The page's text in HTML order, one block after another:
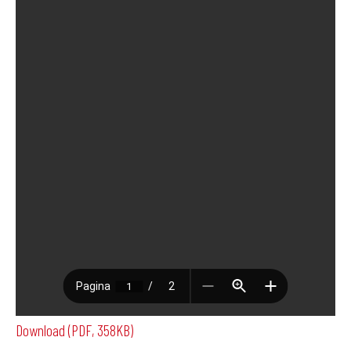
Download (PDF, 358KB)